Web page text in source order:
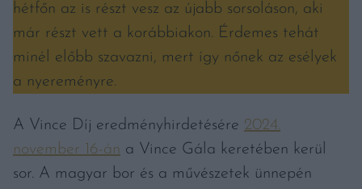
hétfőn az is részt vesz az újabb sorsoláson, aki
már részt vett a korábbiakon. Érdemes tehát
minél előbb szavazni, mert így nőnek az esélyek
a nyereményre.
A Vince Díj eredményhirdetésére 2024.
november 16-án a Vince Gála keretében kerül
sor. A magyar bor és a művészetek ünnepén